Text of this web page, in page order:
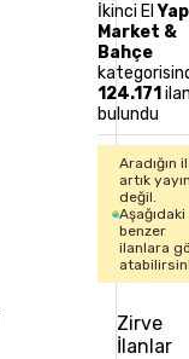
İkinci El
Market &
Bahçe
124.171
bulundu
Aradığın
artık
değil.
Aşağıdaki
benzer
ilanlara
Zirve
İlanlar